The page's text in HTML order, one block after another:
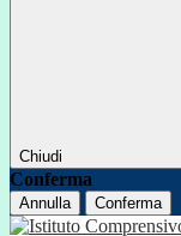
Chiudi
Conferma
Annulla Conferma